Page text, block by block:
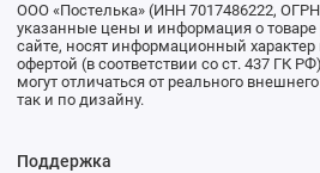
ООО «Постелька» (ИНН 7017486222,
указанные цены и информация о
сайте, носят информационный
офертой (в соответствии со ст. 437 ГК
могут отличаться от реального
так и по дизайну.
Поддержка